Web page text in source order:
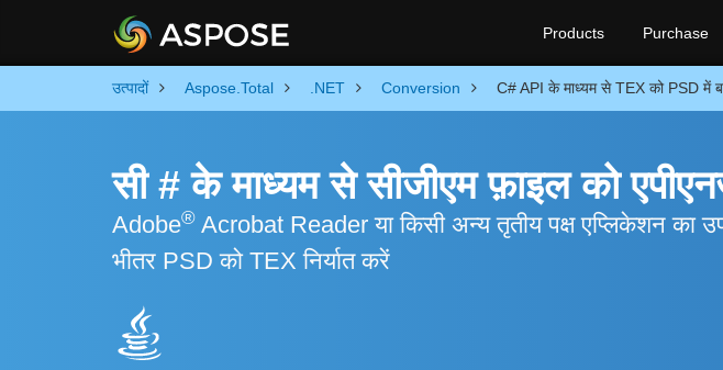
Products Purchase
उत्पादों Aspose.Total .NET Conversion C# API के माध्यम से TEX को PSD में
सी # के माध्यम से सीजीएम फ़ाइल को
Adobe® Acrobat Reader या किसी अन्य तृतीय पक्ष एप्लिकेशन का
भीतर PSD को TEX निर्यात करें